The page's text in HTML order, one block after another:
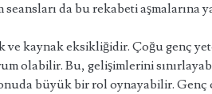
da bu rekabeti aşmalarına
ve kaynak eksikliğidir. Çoğu genç
olabilir. Bu, gelişimlerini
büyük bir rol oynayabilir.